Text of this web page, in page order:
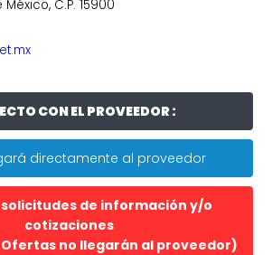
C.P. 15900
CON EL PROVEEDOR :
directamente al proveedor
solicitudes de información y/o
cotizaciones
no llegarán al proveedor)